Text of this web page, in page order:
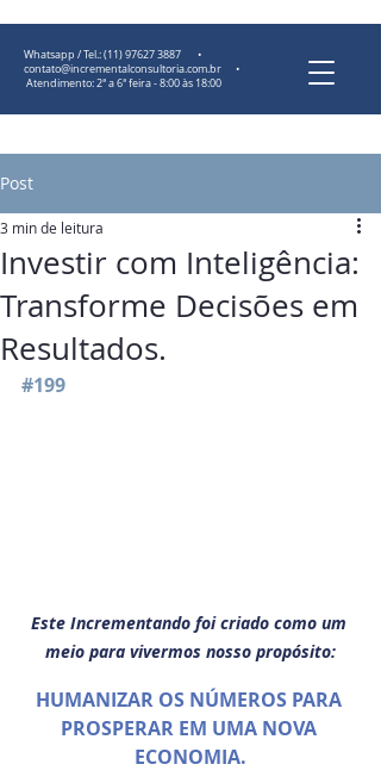
Whatsapp / Tel.:(11) 97627 3887 •
contato@incrementalconsultoria.com.br •
Atendimento: 2ª a 6ª feira - 8:00 às 18:00
Post
Investir com Inteligência:
Transforme Decisões em
Resultados.
3 min de leitura
#199
Este Incrementando foi criado como um
meio para vivermos nosso propósito:
HUMANIZAR OS NÚMEROS PARA
PROSPERAR EM UMA NOVA
ECONOMIA.